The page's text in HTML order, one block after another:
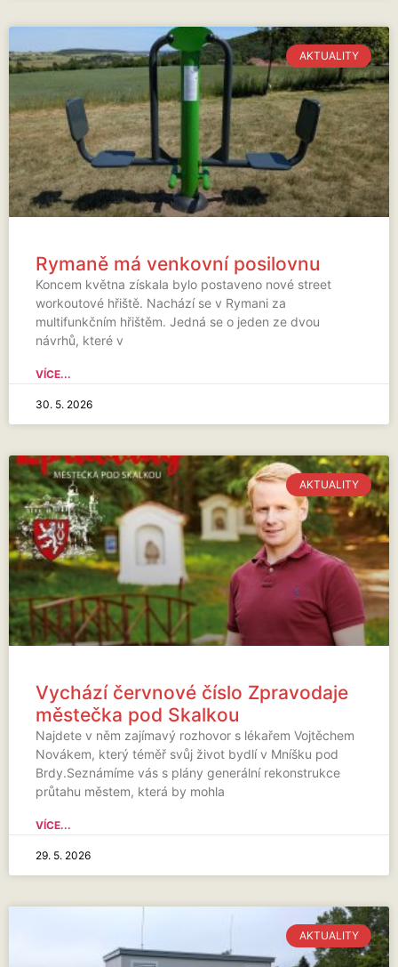
AKTUALITY
Rymaně má venkovní posilovnu
Koncem května získala bylo postaveno nové street
workoutové hřiště. Nachází se v Rymani za
multifunkčním hřištěm. Jedná se o jeden ze dvou
návrhů, které v
VÍCE...
30. 5. 2026
AKTUALITY
Vychází červnové číslo Zpravodaje
městečka pod Skalkou
Najdete v něm zajímavý rozhovor s lékařem Vojtěchem
Novákem, který téměř svůj život bydlí v Mníšku pod
Brdy.Seznámíme vás s plány generální rekonstrukce
průtahu městem, která by mohla
VÍCE...
29. 5. 2026
AKTUALITY